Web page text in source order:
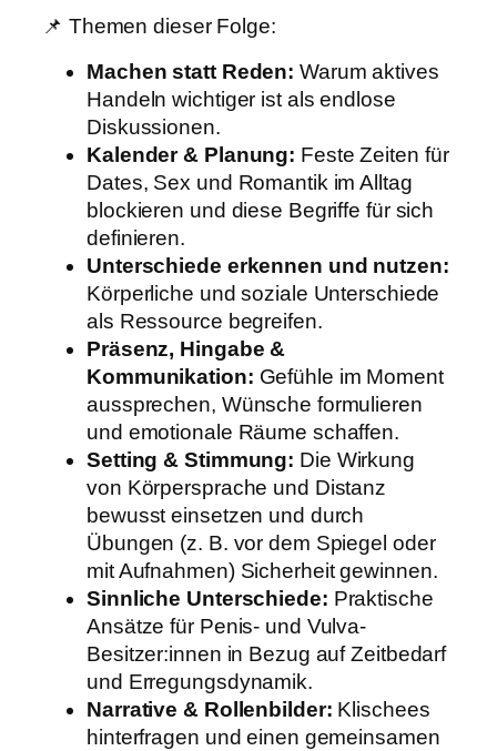
📌 Themen dieser Folge:
Machen statt Reden: Warum aktives
Handeln wichtiger ist als endlose
Diskussionen.
Kalender & Planung: Feste Zeiten für
Dates, Sex und Romantik im Alltag
blockieren und diese Begriffe für sich
definieren.
Unterschiede erkennen und nutzen:
Körperliche und soziale Unterschiede
als Ressource begreifen.
Präsenz, Hingabe &
Kommunikation: Gefühle im Moment
aussprechen, Wünsche formulieren
und emotionale Räume schaffen.
Setting & Stimmung: Die Wirkung
von Körpersprache und Distanz
bewusst einsetzen und durch
Übungen (z. B. vor dem Spiegel oder
mit Aufnahmen) Sicherheit gewinnen.
Sinnliche Unterschiede: Praktische
Ansätze für Penis- und Vulva-
Besitzer:innen in Bezug auf Zeitbedarf
und Erregungsdynamik.
Narrative & Rollenbilder: Klischees
hinterfragen und einen gemeinsamen